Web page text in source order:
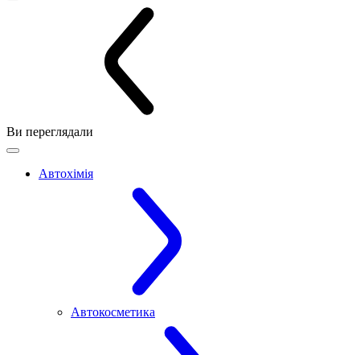
Ви переглядали
Автохімія
Автокосметика